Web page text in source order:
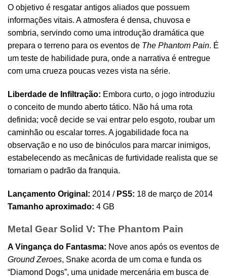
O objetivo é resgatar antigos aliados que possuem
informações vitais. A atmosfera é densa, chuvosa e
sombria, servindo como uma introdução dramática que
prepara o terreno para os eventos de The Phantom Pain. É
um teste de habilidade pura, onde a narrativa é entregue
com uma crueza poucas vezes vista na série.
Liberdade de Infiltração: Embora curto, o jogo introduziu
o conceito de mundo aberto tático. Não há uma rota
definida; você decide se vai entrar pelo esgoto, roubar um
caminhão ou escalar torres. A jogabilidade foca na
observação e no uso de binóculos para marcar inimigos,
estabelecendo as mecânicas de furtividade realista que se
tornariam o padrão da franquia.
Lançamento Original: 2014 / PS5: 18 de março de 2014
Tamanho aproximado: 4 GB
Metal Gear Solid V: The Phantom Pain
A Vingança do Fantasma: Nove anos após os eventos de
Ground Zeroes, Snake acorda de um coma e funda os
“Diamond Dogs”, uma unidade mercenária em busca de